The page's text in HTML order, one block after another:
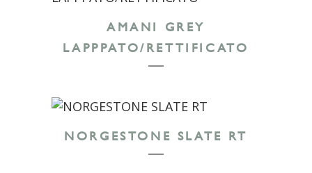
AMANI GREY
LAPPPATO/RETTIFICATO
NORGESTONE SLATE RT